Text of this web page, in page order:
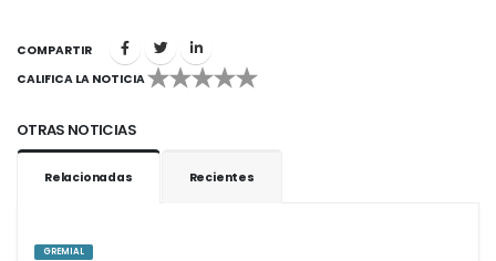
COMPARTIR
CALIFICA LA NOTICIA
1 2 3 4 5
OTRAS NOTICIAS
Relacionadas Recientes
GREMIAL